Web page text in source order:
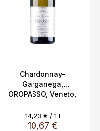
Chardonnay-
Garganega,
OROPASSO, Veneto,
13%
10,67 €
Evaluare
preţ:
14,23 € / 1 l